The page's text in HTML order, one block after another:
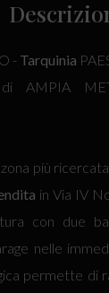
- Tarquinia
AMPIA
più
in Via IV
con due
nelle
permette di